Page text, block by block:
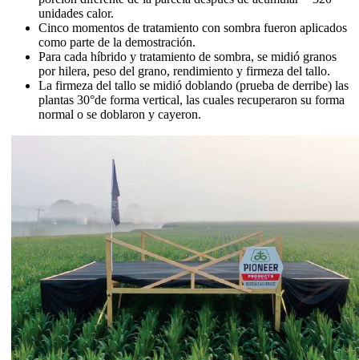
unidades calor.
Cinco momentos de tratamiento con sombra fueron aplicados
como parte de la demostración.
Para cada híbrido y tratamiento de sombra, se midió granos
por hilera, peso del grano, rendimiento y firmeza del tallo.
La firmeza del tallo se midió doblando (prueba de derribe) las
plantas 30°de forma vertical, las cuales recuperaron su forma
normal o se doblaron y cayeron.